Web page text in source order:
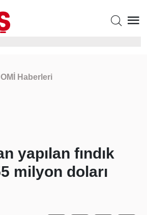
Haberleri
yapılan fındık
milyon doları